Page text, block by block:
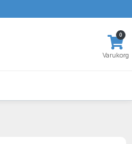
Varukorg
0